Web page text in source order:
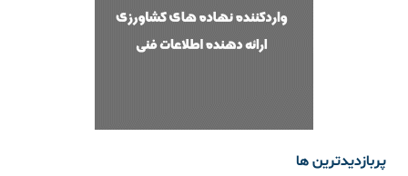
پربازدیدترین ها